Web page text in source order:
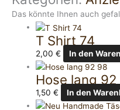
Das könnte Ihnen auch
T Shirt 74
2,00€ In den
Hose lang 92
1,50€ In den